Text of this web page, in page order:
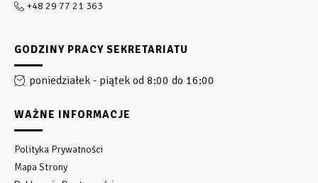
+48 29 77 21 363
GODZINY PRACY SEKRETARIATU
poniedziałek - piątek od 8:00 do 16:00
WAŻNE INFORMACJE
Polityka Prywatności
Mapa Strony